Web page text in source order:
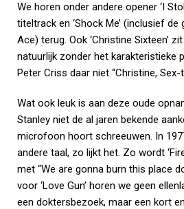
We horen onder andere opener ‘I
titeltrack en ‘Shock Me’ (inclusief
Ace) terug. Ook ‘Christine Sixteen’
natuurlijk zonder het karakteristieke
Peter Criss daar niet “Christine,
Wat ook leuk is aan deze oude
Stanley niet de al jaren bekende
microfoon hoort schreeuwen. In
andere taal, zo lijkt het. Zo wordt
met “We are gonna burn this place
voor ‘Love Gun’ horen we geen
een doktersbezoek, maar een kort